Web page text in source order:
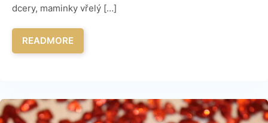
dcery, maminky vřelý […]
READMORE